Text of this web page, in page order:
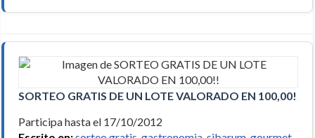
SORTEO GRATIS DE UN LOTE VALORADO EN 100,00!!
Participa hasta el 17/10/2012